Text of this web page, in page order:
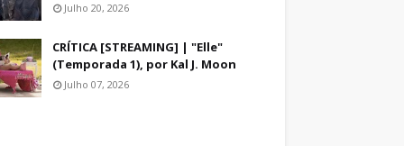
Julho 20, 2026
CRÍTICA [STREAMING] | "Elle"
(Temporada 1), por Kal J. Moon
Julho 07, 2026